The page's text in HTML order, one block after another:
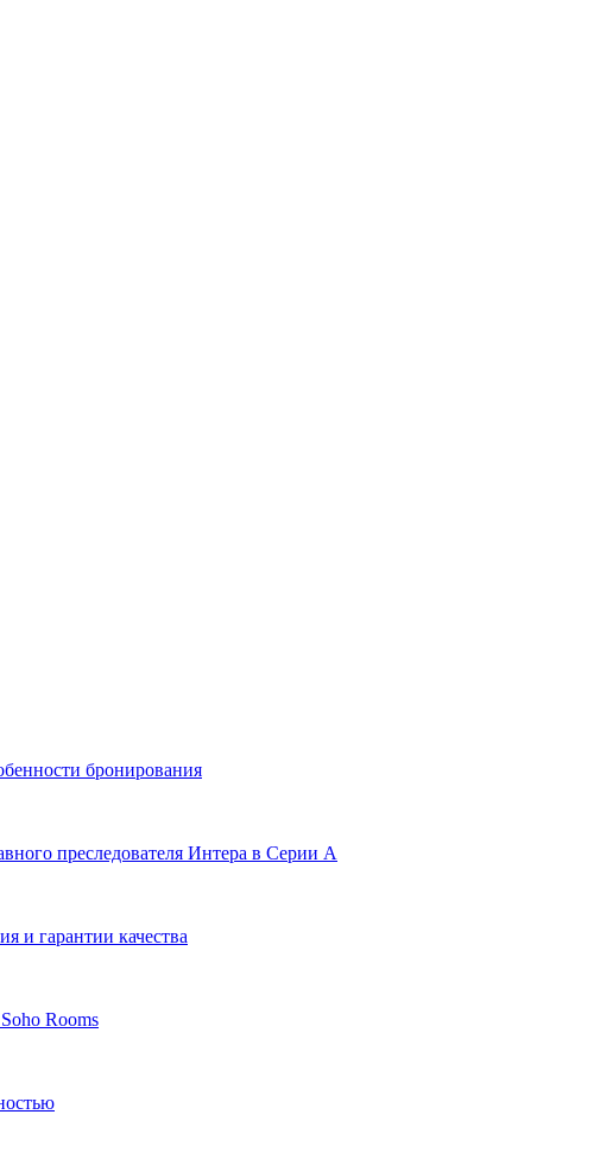
бронирования
преследователя Интера в Серии А
и гарантии качества
Rooms